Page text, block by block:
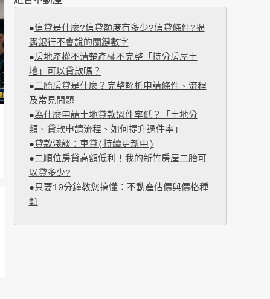
●信貸是什麼?信貸額度有多少?信貸條件?揭
露銀行不會說的關鍵數字
●房地產權不清楚產權不完整「持分房屋土
地」可以貸款嗎？
●二胎房貸是什麼？完整解析申請條件、流程
及常見問題
●為什麼申請土地貸款過件率低？「土地分
類、貸款申請流程、如何提升過件率」
●貸款淺談：車貸(持續更新中)
●二順位房貸高額低利！我的新竹房屋二胎可
以貸多少?
●只要10分鐘教您搞懂：不動產估價與價格種
類